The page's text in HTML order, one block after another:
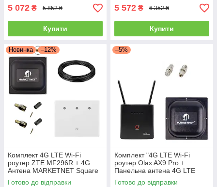
5 072 ₴ 5 852 ₴
Купити
5 572 ₴ 6 352 ₴
Купити
Новинка –12%
Комплект 4G LTE Wi-Fi
роутер ZTE MF296R + 4G
Антена MARKETNET Square
SMA потужністю 21 dBi
Готово до відправки
–5%
Комплект "4G LTE Wi-Fi
роутер Olax AX9 Pro +
Панельна антена 4G LTE
MIMO Marketnet T800 18 дБ"
Готово до відправки